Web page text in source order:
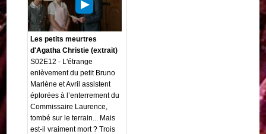
Les petits meurtres
d'Agatha Christie (extrait)
S02E12 - L'étrange
enlèvement du petit Bruno
Marlène et Avril assistent
éplorées à l’enterrement du
Commissaire Laurence,
tombé sur le terrain... Mais
est-il vraiment mort ? Trois